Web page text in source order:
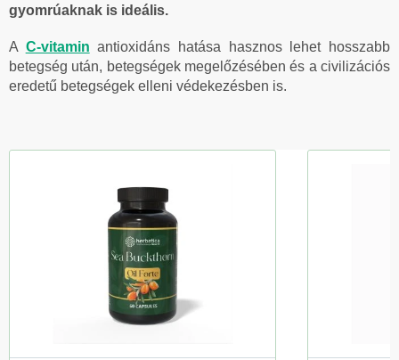
gyomrúaknak is ideális.
A C-vitamin antioxidáns hatása hasznos lehet hosszabb
betegség után, betegségek megelőzésében és a civilizációs
eredetű betegségek elleni védekezésben is.